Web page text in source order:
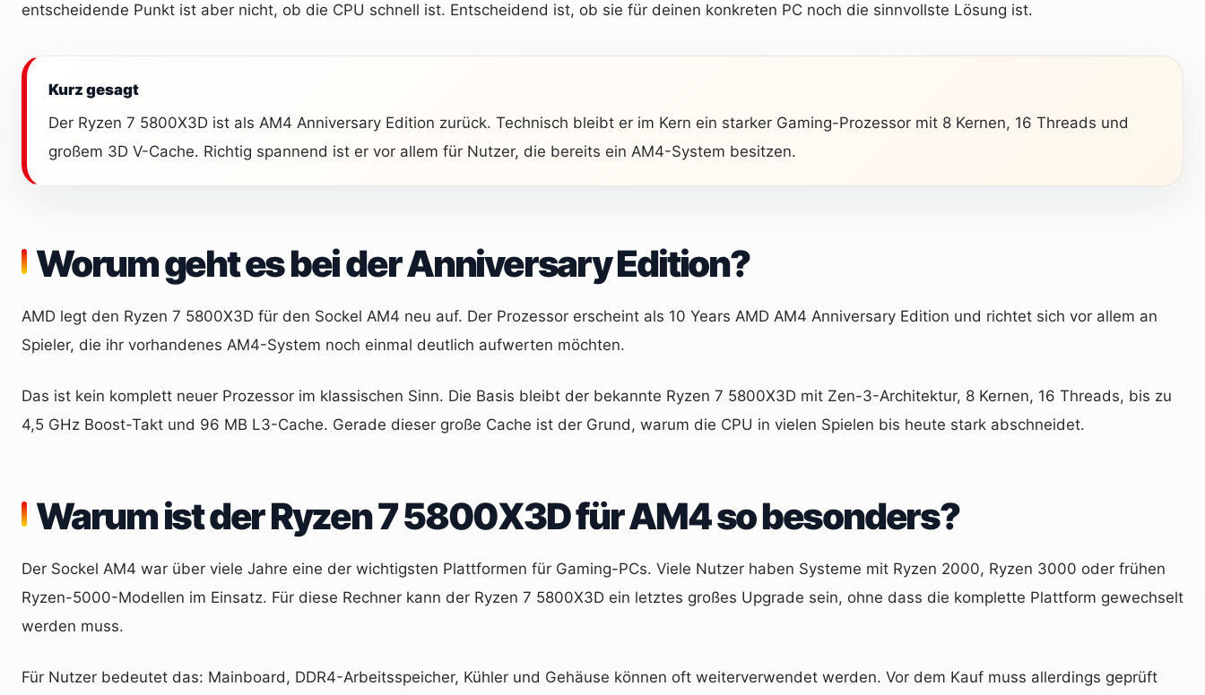
entscheidende Punkt ist aber nicht, ob die CPU schnell ist. Entscheidend ist, ob sie für deinen konkreten PC noch die sinnvollste Lösung ist.
Kurz gesagt
Der Ryzen 7 5800X3D ist als AM4 Anniversary Edition zurück. Technisch bleibt er im Kern ein starker Gaming-Prozessor mit 8 Kernen, 16 Threads und
großem 3D V-Cache. Richtig spannend ist er vor allem für Nutzer, die bereits ein AM4-System besitzen.
Worum geht es bei der Anniversary Edition?
AMD legt den Ryzen 7 5800X3D für den Sockel AM4 neu auf. Der Prozessor erscheint als 10 Years AMD AM4 Anniversary Edition und richtet sich vor allem an
Spieler, die ihr vorhandenes AM4-System noch einmal deutlich aufwerten möchten.
Das ist kein komplett neuer Prozessor im klassischen Sinn. Die Basis bleibt der bekannte Ryzen 7 5800X3D mit Zen-3-Architektur, 8 Kernen, 16 Threads, bis zu
4,5 GHz Boost-Takt und 96 MB L3-Cache. Gerade dieser große Cache ist der Grund, warum die CPU in vielen Spielen bis heute stark abschneidet.
Warum ist der Ryzen 7 5800X3D für AM4 so besonders?
Der Sockel AM4 war über viele Jahre eine der wichtigsten Plattformen für Gaming-PCs. Viele Nutzer haben Systeme mit Ryzen 2000, Ryzen 3000 oder frühen
Ryzen-5000-Modellen im Einsatz. Für diese Rechner kann der Ryzen 7 5800X3D ein letztes großes Upgrade sein, ohne dass die komplette Plattform gewechselt
werden muss.
Für Nutzer bedeutet das: Mainboard, DDR4-Arbeitsspeicher, Kühler und Gehäuse können oft weiterverwendet werden. Vor dem Kauf muss allerdings geprüft